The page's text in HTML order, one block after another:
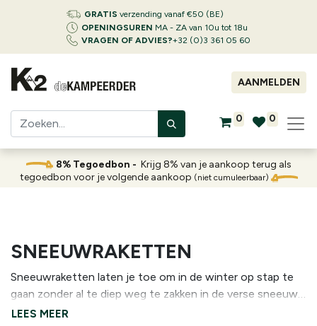
GRATIS verzending vanaf €50 (BE)
OPENINGSUREN MA - ZA van 10u tot 18u
VRAGEN OF ADVIES?+32 (0)3 361 05 60
AANMELDEN
0 0
8% Tegoedbon - Krijg 8% van je aankoop terug als
tegoedbon voor je volgende aankoop (niet cumuleerbaar)
SNEEUWRAKETTEN
Sneeuwraketten laten je toe om in de winter op stap te
gaan zonder al te diep weg te zakken in de verse sneeuw.
Ze vergroten immers je draagoppervlak. Om de zoveel jaar